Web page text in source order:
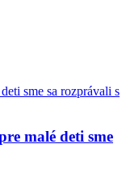
malé deti sme